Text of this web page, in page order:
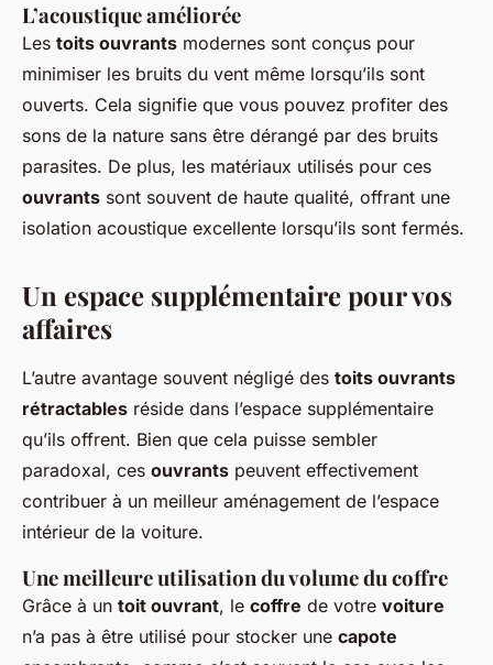
L’acoustique améliorée
Les toits ouvrants modernes sont conçus pour
minimiser les bruits du vent même lorsqu’ils sont
ouverts. Cela signifie que vous pouvez profiter des
sons de la nature sans être dérangé par des bruits
parasites. De plus, les matériaux utilisés pour ces
ouvrants sont souvent de haute qualité, offrant une
isolation acoustique excellente lorsqu’ils sont fermés.
Un espace supplémentaire pour vos
affaires
L’autre avantage souvent négligé des toits ouvrants
rétractables réside dans l’espace supplémentaire
qu’ils offrent. Bien que cela puisse sembler
paradoxal, ces ouvrants peuvent effectivement
contribuer à un meilleur aménagement de l’espace
intérieur de la voiture.
Une meilleure utilisation du volume du coffre
Grâce à un toit ouvrant, le coffre de votre voiture
n’a pas à être utilisé pour stocker une capote